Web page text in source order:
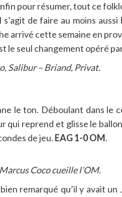
pour résumer, tout ce
de faire au moins
arrivé cette semaine en
le seul changement opéré
Salibur – Briand, Privat.
le ton. Déboulant dans le
qui reprend et glisse le
de jeu. EAG 1-0 OM.
Marcus Coco cueille l’OM.
remarqué qu’il y avait